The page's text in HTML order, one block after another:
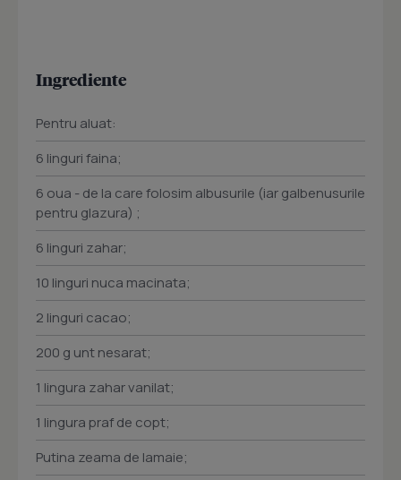
Ingrediente
Pentru aluat:
6 linguri faina;
6 oua - de la care folosim albusurile (iar galbenusurile
pentru glazura) ;
6 linguri zahar;
10 linguri nuca macinata;
2 linguri cacao;
200 g unt nesarat;
1 lingura zahar vanilat;
1 lingura praf de copt;
Putina zeama de lamaie;